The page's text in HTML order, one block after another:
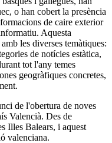
o han cobert la presència
de caire exterior
Aquesta
les diverses temàtiques:
de notícies estàtica,
tot l'any temes
geogràfiques concretes,
de l'obertura de noves
Valencià. Des de
Illes Balears, i aquest
valenciana.